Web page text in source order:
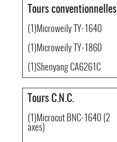
Tours conventionnelles
(1)Microweily TY-1640
(1)Microweily TY-1860
(1)Shenyang CA6261C
Tours C.N.C.
(1)Microcut BNC-1640 (2
axes)